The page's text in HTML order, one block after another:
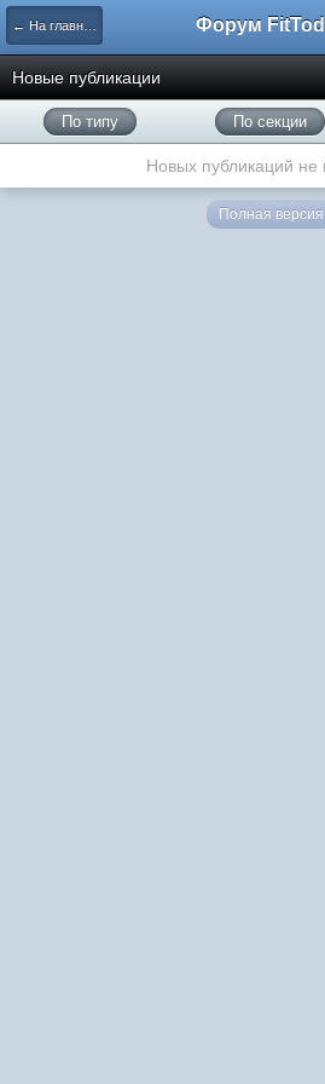
← На главную Форум
Новые публикации
По типу По секции
Новых публикаций не
Полная версия